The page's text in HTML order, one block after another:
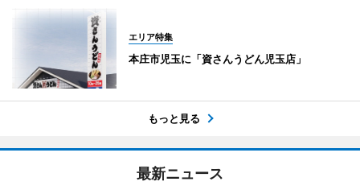
エリア特集
本庄市児玉に「資さんうどん児玉店」
もっと見る
最新ニュース